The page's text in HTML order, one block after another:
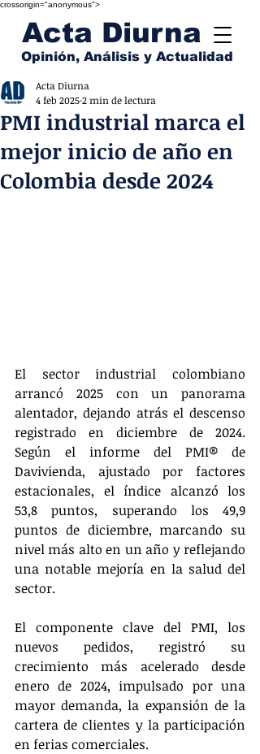
crossorigin="anonymous">
Acta Diurna
Opinión, Análisis y Actualidad
PMI industrial marca el
mejor inicio de año en
Colombia desde 2024
Acta Diurna
4 feb 20252 min de lectura
El sector industrial colombiano
arrancó 2025 con un panorama
alentador, dejando atrás el descenso
registrado en diciembre de 2024.
Según el informe del PMI® de
Davivienda, ajustado por factores
estacionales, el índice alcanzó los
53,8 puntos, superando los 49,9
puntos de diciembre, marcando su
nivel más alto en un año y reflejando
una notable mejoría en la salud del
sector.
El componente clave del PMI, los
nuevos pedidos, registró su
crecimiento más acelerado desde
enero de 2024, impulsado por una
mayor demanda, la expansión de la
cartera de clientes y la participación
en ferias comerciales.